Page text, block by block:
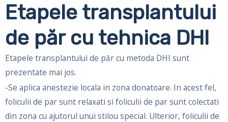
Etapele transplantului
de păr cu tehnica DHI
Etapele transplantului de păr cu metoda DHI sunt
prezentate mai jos.
-Se aplica anestezie locala in zona donatoare. In acest fel,
foliculii de par sunt relaxati si foliculii de par sunt colectati
din zona cu ajutorul unui stilou special. Ulterior, foliculii de